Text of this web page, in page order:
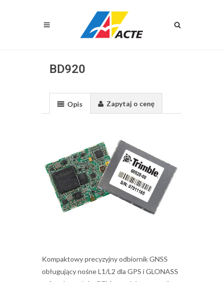
BD920
Opis Zapytaj o cenę
Kompaktowy precyzyjny odbiornik GNSS
obługujący nośne L1/L2 dla GPS i GLONASS